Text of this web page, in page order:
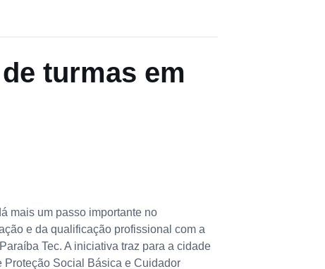
turmas em
mais um passo importante no
e da qualificação profissional com a
Tec. A iniciativa traz para a cidade
Proteção Social Básica e Cuidador